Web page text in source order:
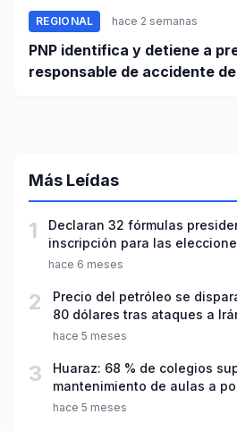
REGIONAL hace 2 semanas
PNP identifica y detiene a
responsable de accidente
Más Leídas
1
Declaran 32 fórmulas
inscripción para las
hace 6 meses
2
Precio del petróleo se
80 dólares tras ataques a
hace 5 meses
3
Huaraz: 68 % de colegios
mantenimiento de aulas a
año escolar 2026
hace 5 meses